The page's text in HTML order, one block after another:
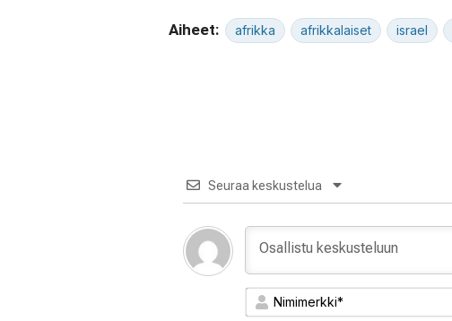
Aiheet: afrikka afrikkalaiset israel
Seuraa keskustelua